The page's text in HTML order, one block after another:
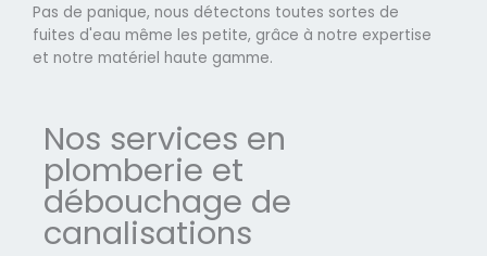
Pas de panique, nous détectons toutes sortes de
fuites d'eau même les petite, grâce à notre expertise
et notre matériel haute gamme.
Nos services en
plomberie et
débouchage de
canalisations